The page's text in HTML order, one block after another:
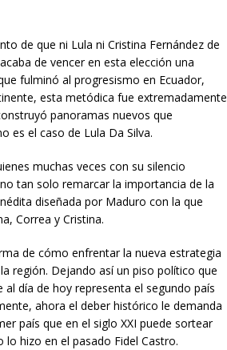
de que ni Lula ni Cristina Fernández de
de vencer en esta elección una
fulminó al progresismo en Ecuador,
esta metódica fue extremadamente
panoramas nuevos que
es el caso de Lula Da Silva.
muchas veces con su silencio
tan solo remarcar la importancia de la
diseñada por Maduro con la que
Correa y Cristina.
de cómo enfrentar la nueva estrategia
región. Dejando así un piso político que
día de hoy representa el segundo país
ahora el deber histórico le demanda
país que en el siglo XXI puede sortear
hizo en el pasado Fidel Castro.